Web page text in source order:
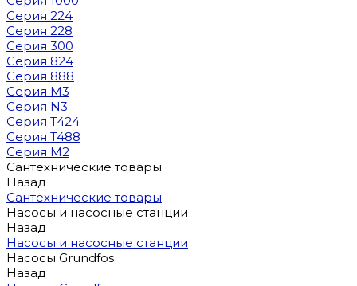
Серия 224
Серия 228
Серия 300
Серия 824
Серия 888
Серия M3
Серия N3
Серия T424
Серия T488
Серия М2
Сантехнические товары
Назад
Сантехнические товары
Насосы и насосные станции
Назад
Насосы и насосные станции
Насосы Grundfos
Назад